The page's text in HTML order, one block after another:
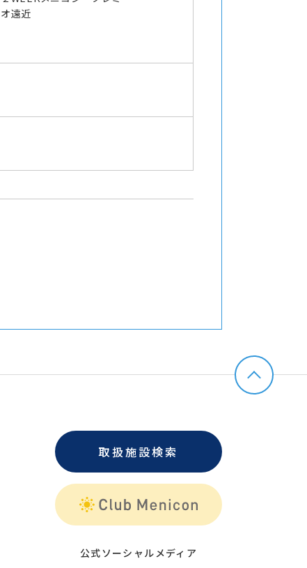
オ遠近
取扱施設検索
公式ソーシャルメディア